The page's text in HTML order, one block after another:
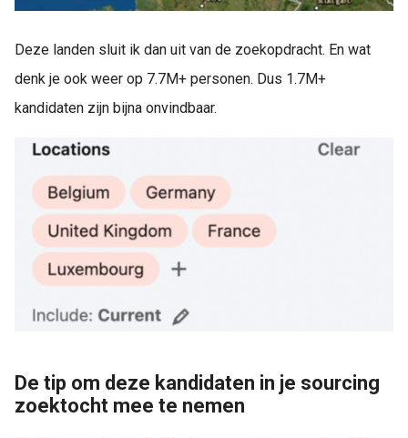
Deze landen sluit ik dan uit van de zoekopdracht. En wat
denk je ook weer op 7.7M+ personen. Dus 1.7M+
kandidaten zijn bijna onvindbaar.
De tip om deze kandidaten in je sourcing
zoektocht mee te nemen